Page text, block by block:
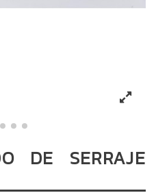
DE SERRAJE